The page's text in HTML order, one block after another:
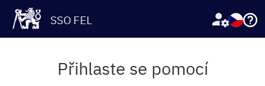
SSO FEL
Přihlaste se pomocí